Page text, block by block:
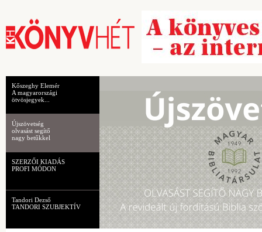
Kőszeghy Elemér
A magyarországi
ötvösjegyek...
Újszövetség
olvasást segítő
nagy betűkkel
SZERZŐI KIADÁS
PROFI MÓDON
Tandori Dezső
TANDORI SZUBJEKTÍV